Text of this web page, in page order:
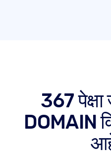
367 पेक्षा
DOMAIN